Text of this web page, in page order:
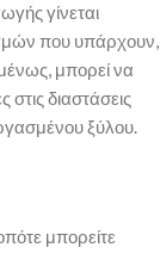
γίνεται
που υπάρχουν,
μπορεί να
διαστάσεις
ξύλου.
μπορείτε